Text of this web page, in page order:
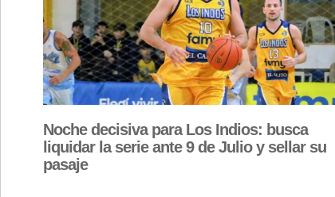
Noche decisiva para Los Indios: busca
liquidar la serie ante 9 de Julio y sellar su
pasaje